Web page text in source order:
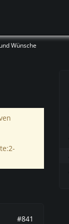
Wünsche
#841